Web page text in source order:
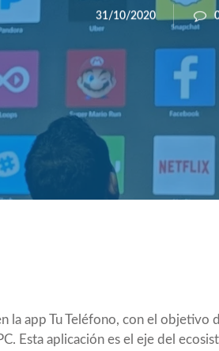
31/10/2020
la app Tu Teléfono, con el objetivo
Esta aplicación es el eje del